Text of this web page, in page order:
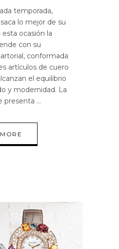
temporada,
lo mejor de su
esta ocasión la
con su
conformada
artículos de cuero
el equilibrio
y modernidad. La
presenta